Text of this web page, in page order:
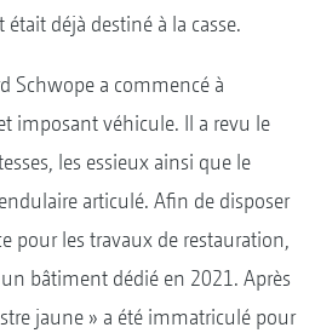
déjà destiné à la casse.
Schwope a commencé à
imposant véhicule. Il a revu le
les essieux ainsi que le
articulé. Afin de disposer
pour les travaux de restauration,
bâtiment dédié en 2021. Après
jaune » a été immatriculé pour